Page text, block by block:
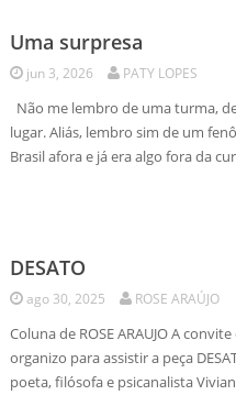
Uma surpresa
jun 3, 2026 PATY LOPES
Não me lembro de uma turma,
lugar. Aliás, lembro sim de um
Brasil afora e já era algo fora da
DESATO
ago 30, 2025 ROSE ARAÚJO
Coluna de ROSE ARAUJO A
organizo para assistir a peça
poeta, filósofa e psicanalista